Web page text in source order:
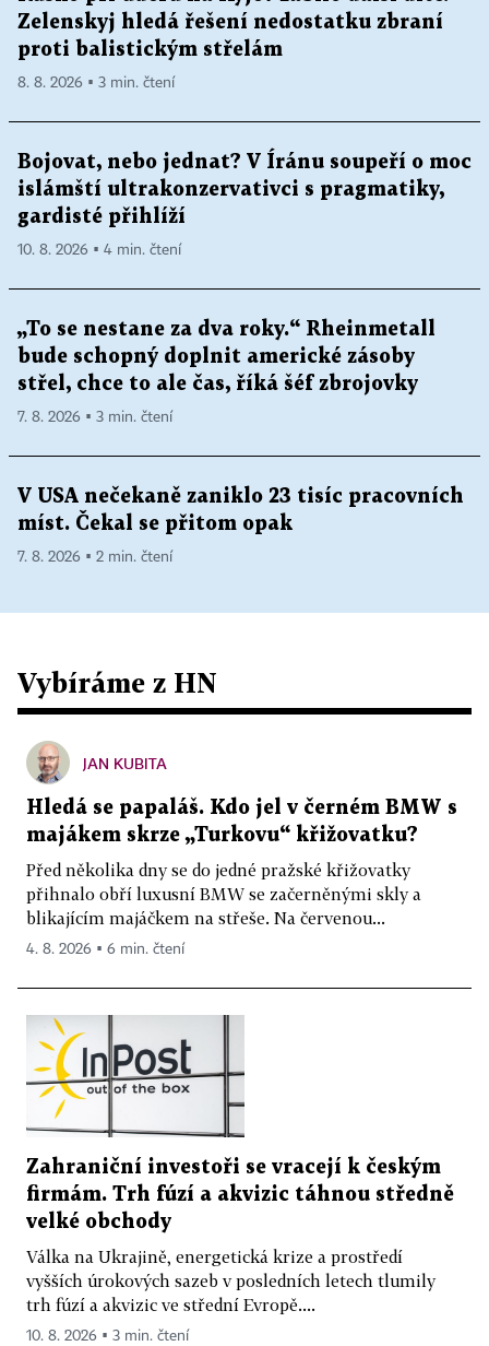
Zelenskyj hledá řešení nedostatku zbraní
proti balistickým střelám
8. 8. 2026 ▪ 3 min. čtení
Bojovat, nebo jednat? V Íránu soupeří o moc
islámští ultrakonzervativci s pragmatiky,
gardisté přihlíží
10. 8. 2026 ▪ 4 min. čtení
„To se nestane za dva roky.“ Rheinmetall
bude schopný doplnit americké zásoby
střel, chce to ale čas, říká šéf zbrojovky
7. 8. 2026 ▪ 3 min. čtení
V USA nečekaně zaniklo 23 tisíc pracovních
míst. Čekal se přitom opak
7. 8. 2026 ▪ 2 min. čtení
Vybíráme z HN
JAN KUBITA
Hledá se papaláš. Kdo jel v černém BMW s
majákem skrze „Turkovu“ křižovatku?
Před několika dny se do jedné pražské křižovatky
přihnalo obří luxusní BMW se začerněnými skly a
blikajícím majáčkem na střeše. Na červenou...
4. 8. 2026 ▪ 6 min. čtení
Zahraniční investoři se vracejí k českým
firmám. Trh fúzí a akvizic táhnou středně
velké obchody
Válka na Ukrajině, energetická krize a prostředí
vyšších úrokových sazeb v posledních letech tlumily
trh fúzí a akvizic ve střední Evropě....
10. 8. 2026 ▪ 3 min. čtení